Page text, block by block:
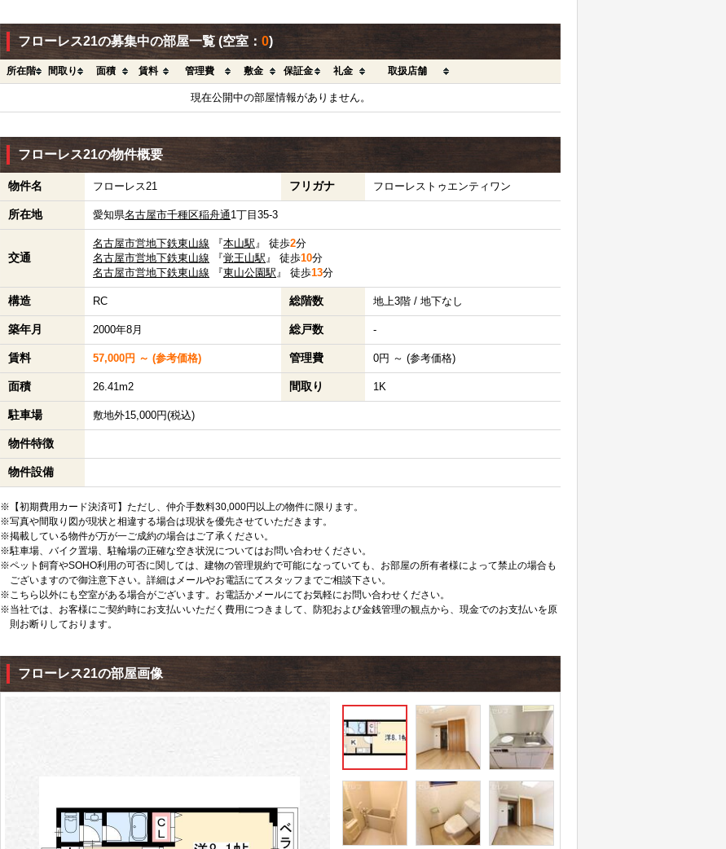
フローレス21の募集中の部屋一覧(空室： 0)
所在階 間取り 面積 賃料 管理費 敷金 保証金 礼金 取扱店舗
現在公開中の部屋情報がありません。
フローレス21の物件概要
物件名 フローレス21 フリガナ フローレストゥエンティワン
所在地 愛知県名古屋市千種区稲舟通1丁目35-3
交通
名古屋市営地下鉄東山線 『本山駅』 徒歩2分
名古屋市営地下鉄東山線 『覚王山駅』 徒歩10分
名古屋市営地下鉄東山線 『東山公園駅』 徒歩13分
構造 RC 総階数 地上3階 / 地下なし
築年月 2000年8月 総戸数 -
賃料 57,000円 ～ (参考価格) 管理費 0円 ～ (参考価格)
面積 26.41m2 間取り 1K
駐車場 敷地外15,000円(税込)
物件特徴
物件設備
※【初期費用カード決済可】ただし、仲介手数料30,000円以上の物件に限ります。
※写真や間取り図が現状と相違する場合は現状を優先させていただきます。
※掲載している物件が万が一ご成約の場合はご了承ください。
※駐車場、バイク置場、駐輪場の正確な空き状況についてはお問い合わせください。
※ペット飼育やSOHO利用の可否に関しては、建物の管理規約で可能になっていても、お部屋の所有者様によって禁止の場合も
ございますので御注意下さい。詳細はメールやお電話にてスタッフまでご相談下さい。
※こちら以外にも空室がある場合がございます。お電話かメールにてお気軽にお問い合わせください。
※当社では、お客様にご契約時にお支払いいただく費用につきまして、防犯および金銭管理の観点から、現金でのお支払いを原
則お断りしております。
フローレス21の部屋画像